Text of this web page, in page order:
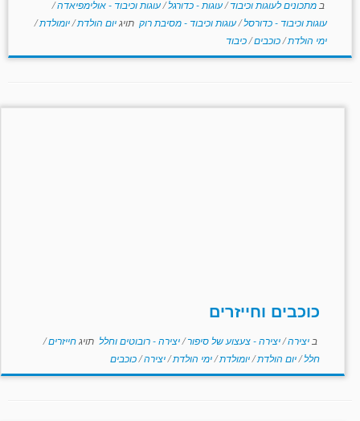
ב מתכונים לעוגות וכיבוד/עוגות - כדורגל/עוגות וכיבוד - אולימפיאדה/
עוגות וכיבוד - כדורסל/עוגות וכיבוד - מסיבת רוק תויגיום הולדת/יומולדת/
ימי הולדת/כוכבים/כיבוד
כוכבים וחייזרים
ב יצירה/יצירה - צעצוע של סיפור/יצירה - רובוטים וחלל תויגחייזרים/
חלל/יום הולדת/יומולדת/ימי הולדת/יצירה/כוכבים